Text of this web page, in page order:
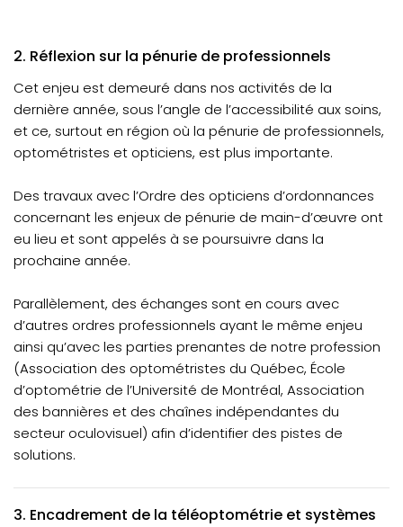
2. Réflexion sur la pénurie de professionnels
Cet enjeu est demeuré dans nos activités de la
dernière année, sous l’angle de l’accessibilité aux soins,
et ce, surtout en région où la pénurie de professionnels,
optométristes et opticiens, est plus importante.
Des travaux avec l’Ordre des opticiens d’ordonnances
concernant les enjeux de pénurie de main-d’œuvre ont
eu lieu et sont appelés à se poursuivre dans la
prochaine année.
Parallèlement, des échanges sont en cours avec
d’autres ordres professionnels ayant le même enjeu
ainsi qu’avec les parties prenantes de notre profession
(Association des optométristes du Québec, École
d’optométrie de l’Université de Montréal, Association
des bannières et des chaînes indépendantes du
secteur oculovisuel) afin d’identifier des pistes de
solutions.
3. Encadrement de la téléoptométrie et systèmes